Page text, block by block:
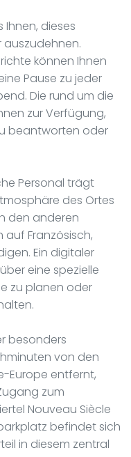
Ihnen, dieses
auszudehnen.
können Ihnen
Pause zu jeder
Die rund um die
zur Verfügung,
beantworten oder
Personal trägt
des Ortes
den anderen
auf Französisch,
Ein digitaler
eine spezielle
zu planen oder
besonders
von den
Europe entfernt,
zum
Nouveau Siècle
befindet sich
in diesem zentral